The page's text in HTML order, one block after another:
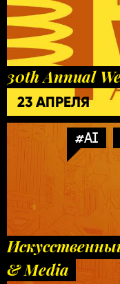
30th Annual
23 АПРЕЛЯ
#AI
& Media